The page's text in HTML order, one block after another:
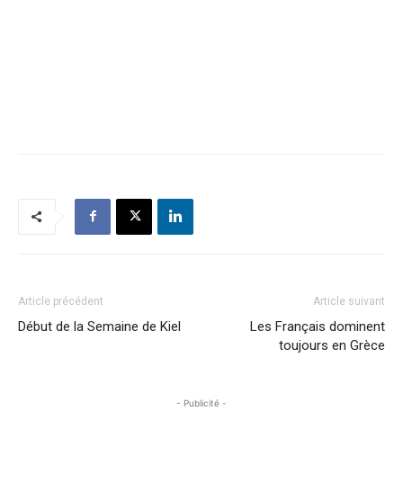
Article précédent
Début de la Semaine de Kiel
Article suivant
Les Français dominent
toujours en Grèce
- Publicité -